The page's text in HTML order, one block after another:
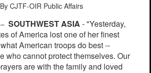
By CJTF-OIR Public Affairs
SOUTHWEST ASIA - "Yesterday,
of America lost one of her finest
American troops do best --
who cannot protect themselves. Our
are with the family and loved